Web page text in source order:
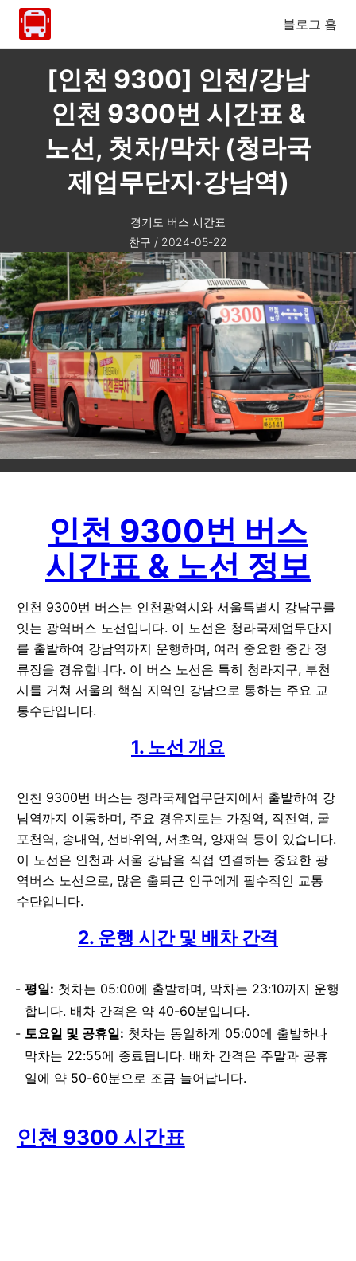
블로그 홈
[인천 9300] 인천/강남
인천 9300번 시간표 &
노선, 첫차/막차 (청라국
제업무단지·강남역)
경기도 버스 시간표
찬구 / 2024-05-22
인천 9300번 버스
시간표 & 노선 정보
인천 9300번 버스는 인천광역시와 서울특별시 강남구를
잇는 광역버스 노선입니다. 이 노선은 청라국제업무단지
를 출발하여 강남역까지 운행하며, 여러 중요한 중간 정
류장을 경유합니다. 이 버스 노선은 특히 청라지구, 부천
시를 거쳐 서울의 핵심 지역인 강남으로 통하는 주요 교
통수단입니다.
1. 노선 개요
인천 9300번 버스는 청라국제업무단지에서 출발하여 강
남역까지 이동하며, 주요 경유지로는 가정역, 작전역, 굴
포천역, 송내역, 선바위역, 서초역, 양재역 등이 있습니다.
이 노선은 인천과 서울 강남을 직접 연결하는 중요한 광
역버스 노선으로, 많은 출퇴근 인구에게 필수적인 교통
수단입니다.
2. 운행 시간 및 배차 간격
평일: 첫차는 05:00에 출발하며, 막차는 23:10까지 운행
합니다. 배차 간격은 약 40-60분입니다.
토요일 및 공휴일: 첫차는 동일하게 05:00에 출발하나
막차는 22:55에 종료됩니다. 배차 간격은 주말과 공휴
일에 약 50-60분으로 조금 늘어납니다.
인천 9300 시간표